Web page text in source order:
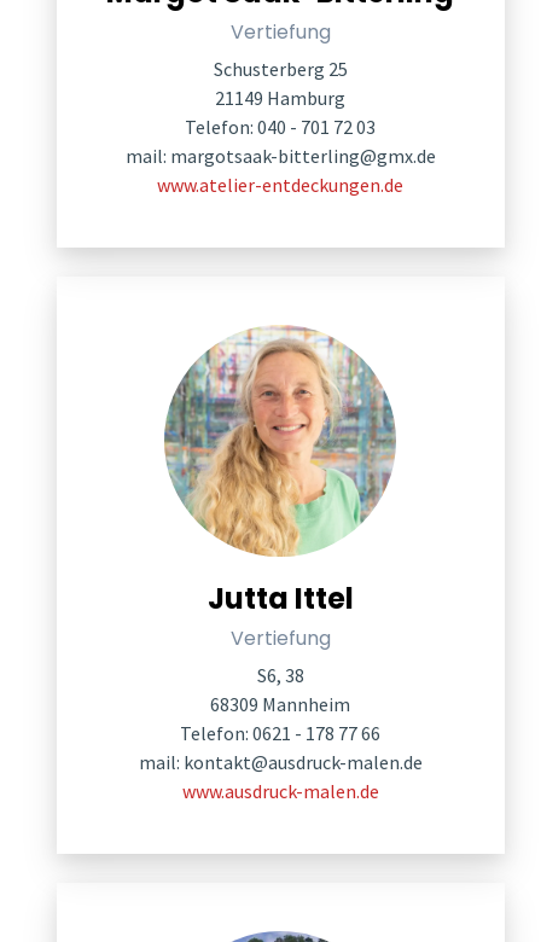
Vertiefung
Schusterberg 25
21149 Hamburg
Telefon: 040 - 701 72 03
mail: margotsaak-bitterling@gmx.de
www.atelier-entdeckungen.de
Jutta Ittel
Vertiefung
S6, 38
68309 Mannheim
Telefon: 0621 - 178 77 66
mail: kontakt@ausdruck-malen.de
www.ausdruck-malen.de